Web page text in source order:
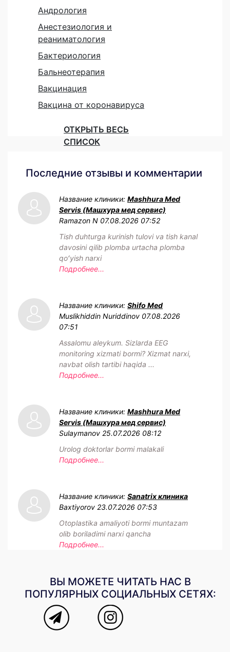
Андрология
Анестезиология и
реаниматология
Бактериология
Бальнеотерапия
Вакцинация
Вакцина от коронавируса
ОТКРЫТЬ ВЕСЬ
СПИСОК
Последние отзывы и комментарии
Название клиники: Mashhura Med
Servis (Машхура мед сервис)
Ramazon N 07.08.2026 07:52
Tish duhturga kurinish tulovi va tish kanal
davosini qilib plomba urtacha plomba
qoʻyish narxi
Подробнее...
Название клиники: Shifo Med
Muslikhiddin Nuriddinov 07.08.2026
07:51
Assalomu aleykum. Sizlarda EEG
monitoring xizmati bormi? Xizmat narxi,
navbat olish tartibi haqida ...
Подробнее...
Название клиники: Mashhura Med
Servis (Машхура мед сервис)
Sulaymanov 25.07.2026 08:12
Urolog doktorlar bormi malakali
Подробнее...
Название клиники: Sanatrix клиника
Baxtiyorov 23.07.2026 07:53
Otoplastika amaliyoti bormi muntazam
olib boriladimi narxi qancha
Подробнее...
ВЫ МОЖЕТЕ ЧИТАТЬ НАС В
ПОПУЛЯРНЫХ СОЦИАЛЬНЫХ СЕТЯХ: